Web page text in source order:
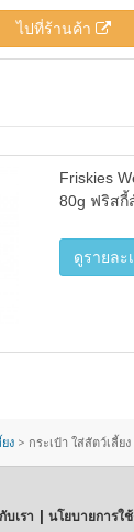
ไปที่ร้านค้า
Friskies
80g ฟริสกี้
ดูรายละ
ง > กระเป๋า ใส่สัตว์เลี้
บเรา | นโยบายการใ